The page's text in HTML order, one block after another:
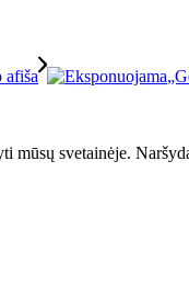
mūsų svetainėje.